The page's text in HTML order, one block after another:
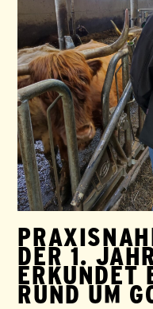
DER 1.
ERKUNDET
RUND UM